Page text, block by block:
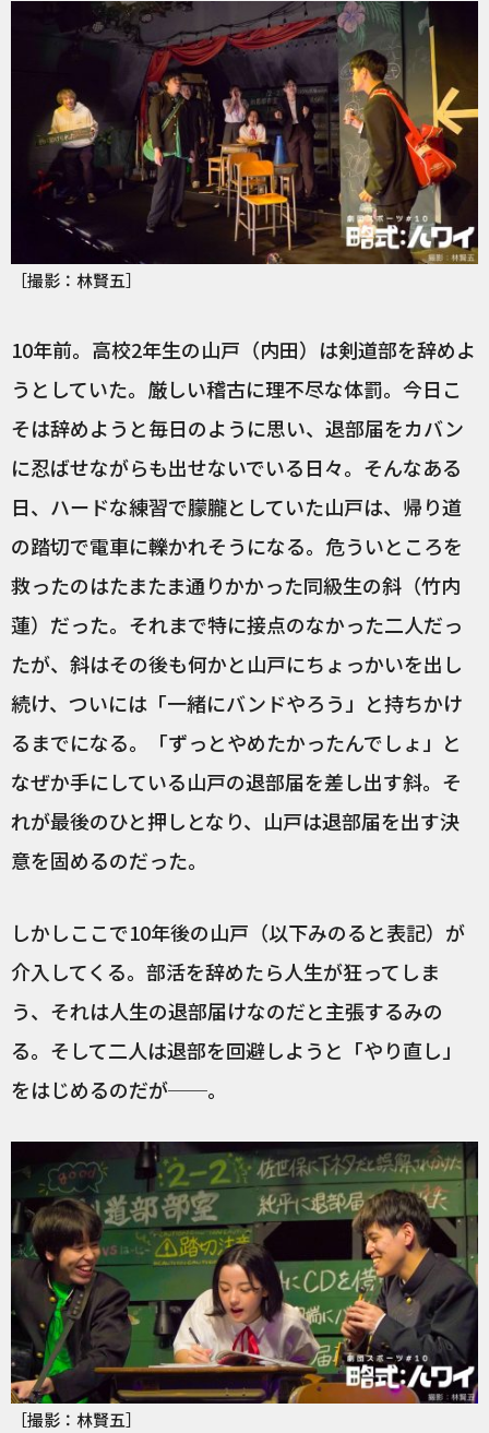
［撮影：林賢五］
10年前。高校2年生の山戸（内田）は剣道部を辞めよ
うとしていた。厳しい稽古に理不尽な体罰。今日こ
そは辞めようと毎日のように思い、退部届をカバン
に忍ばせながらも出せないでいる日々。そんなある
日、ハードな練習で朦朧としていた山戸は、帰り道
の踏切で電車に轢かれそうになる。危ういところを
救ったのはたまたま通りかかった同級生の斜（竹内
蓮）だった。それまで特に接点のなかった二人だっ
たが、斜はその後も何かと山戸にちょっかいを出し
続け、ついには「一緒にバンドやろう」と持ちかけ
るまでになる。「ずっとやめたかったんでしょ」と
なぜか手にしている山戸の退部届を差し出す斜。そ
れが最後のひと押しとなり、山戸は退部届を出す決
意を固めるのだった。
しかしここで10年後の山戸（以下みのると表記）が
介入してくる。部活を辞めたら人生が狂ってしま
う、それは人生の退部届けなのだと主張するみの
る。そして二人は退部を回避しようと「やり直し」
をはじめるのだが──。
［撮影：林賢五］